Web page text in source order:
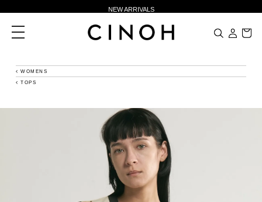
NEW ARRIVALS
新規会員登録500ポイントプレゼント
夏季休業に伴う一部業務休業のお知らせ
ニュースレター登録で¥1,000クーポン進呈
toggle
navigation
WOMENS
TOPS